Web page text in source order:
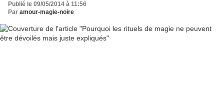
Publié le 09/05/2014 à 11:56
Par amour-magie-noire